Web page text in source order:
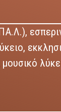
μουσικό